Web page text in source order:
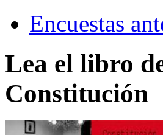
Encuestas
Lea el libro
Constitución